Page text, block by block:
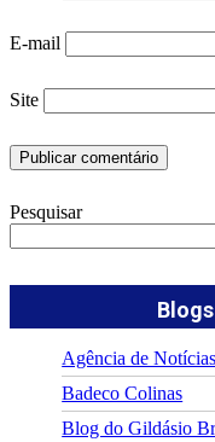
E-mail
Site
Pesquisar
Agência de
Badeco Colinas
Blog do Gildásio